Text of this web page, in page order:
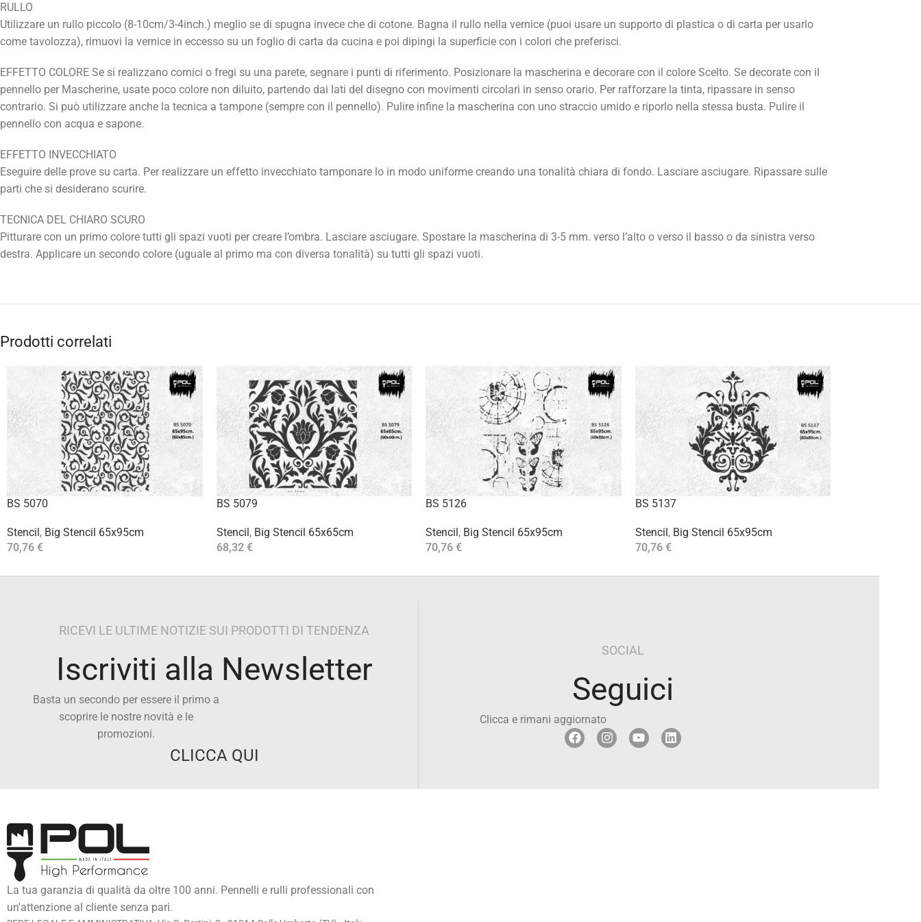
RULLO
Utilizzare un rullo piccolo (8-10cm/3-4inch.) meglio se di spugna invece che di cotone. Bagna il rullo nella vernice (puoi usare un supporto di plastica o di carta per usarlo
come tavolozza), rimuovi la vernice in eccesso su un foglio di carta da cucina e poi dipingi la superficie con i colori che preferisci.
EFFETTO COLORE Se si realizzano cornici o fregi su una parete, segnare i punti di riferimento. Posizionare la mascherina e decorare con il colore Scelto. Se decorate con il
pennello per Mascherine, usate poco colore non diluito, partendo dai lati del disegno con movimenti circolari in senso orario. Per rafforzare la tinta, ripassare in senso
contrario. Si può utilizzare anche la tecnica a tampone (sempre con il pennello). Pulire infine la mascherina con uno straccio umido e riporlo nella stessa busta. Pulire il
pennello con acqua e sapone.
EFFETTO INVECCHIATO
Eseguire delle prove su carta. Per realizzare un effetto invecchiato tamponare lo in modo uniforme creando una tonalità chiara di fondo. Lasciare asciugare. Ripassare sulle
parti che si desiderano scurire.
TECNICA DEL CHIARO SCURO
Pitturare con un primo colore tutti gli spazi vuoti per creare l’ombra. Lasciare asciugare. Spostare la mascherina di 3-5 mm. verso l’alto o verso il basso o da sinistra verso
destra. Applicare un secondo colore (uguale al primo ma con diversa tonalità) su tutti gli spazi vuoti.
Prodotti correlati
BS 5070
Stencil, Big Stencil 65x95cm
70,76 €
BS 5079
Stencil, Big Stencil 65x65cm
68,32 €
BS 5126
Stencil, Big Stencil 65x95cm
70,76 €
BS 5137
Stencil, Big Stencil 65x95cm
70,76 €
RICEVI LE ULTIME NOTIZIE SUI PRODOTTI DI TENDENZA
Iscriviti alla Newsletter
Basta un secondo per essere il primo a
scoprire le nostre novità e le
promozioni.
CLICCA QUI
SOCIAL
Seguici
Clicca e rimani aggiornato
La tua garanzia di qualità da oltre 100 anni. Pennelli e rulli professionali con
un'attenzione al cliente senza pari.